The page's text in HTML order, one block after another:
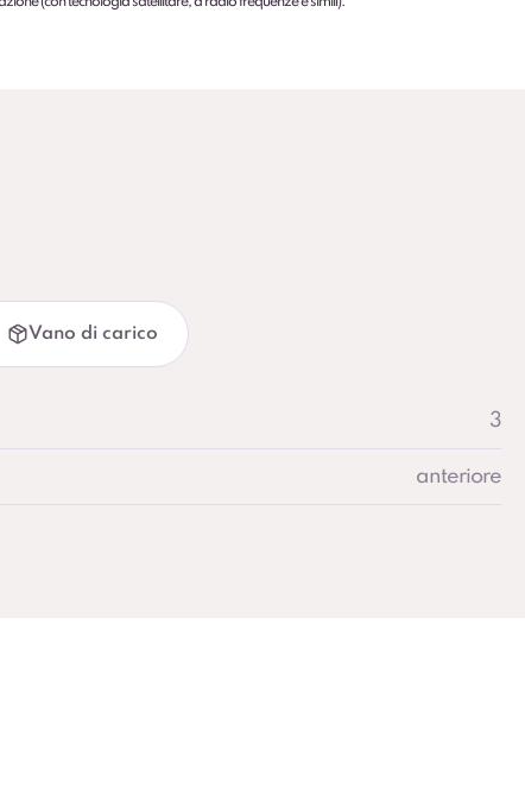
Vano di carico
3
anteriore